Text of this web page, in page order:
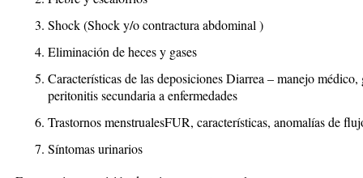
Shock (Shock y/o contractura abdominal )
Eliminación de heces y gases
Características de las deposiciones Diarrea – manejo
peritonitis secundaria a enfermedades
Trastornos menstrualesFUR, características, anomalías de
Síntomas urinarios